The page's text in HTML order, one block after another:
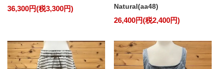
36,300円(税3,300円)
Natural(aa48)
26,400円(税2,400円)